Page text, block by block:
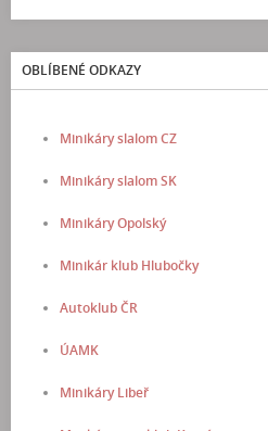
OBLÍBENÉ ODKAZY
Minikáry slalom CZ
Minikáry slalom SK
Minikáry Opolský
Minikár klub Hlubočky
Autoklub ČR
ÚAMK
Minikáry Libeř